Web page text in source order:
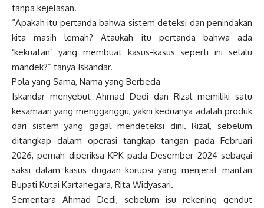
tanpa kejelasan.
“Apakah itu pertanda bahwa sistem deteksi dan penindakan
kita masih lemah? Ataukah itu pertanda bahwa ada
‘kekuatan’ yang membuat kasus-kasus seperti ini selalu
mandek?” tanya Iskandar.
Pola yang Sama, Nama yang Berbeda
Iskandar menyebut Ahmad Dedi dan Rizal memiliki satu
kesamaan yang mengganggu, yakni keduanya adalah produk
dari sistem yang gagal mendeteksi dini. Rizal, sebelum
ditangkap dalam operasi tangkap tangan pada Februari
2026, pernah diperiksa KPK pada Desember 2024 sebagai
saksi dalam kasus dugaan korupsi yang menjerat mantan
Bupati Kutai Kartanegara, Rita Widyasari.
Sementara Ahmad Dedi, sebelum isu rekening gendut